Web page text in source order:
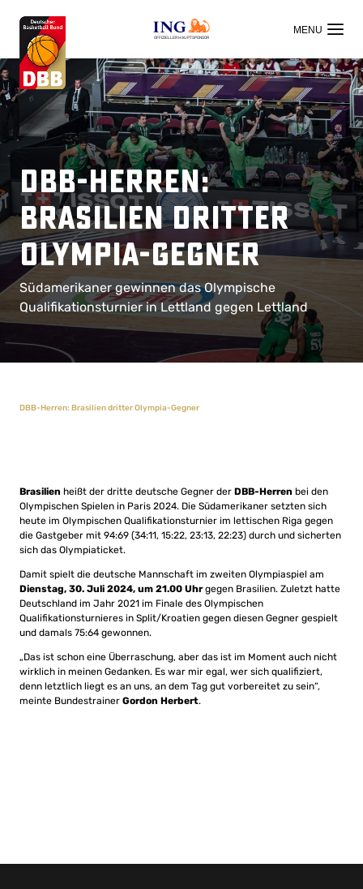
OFFIZIELLER HAUPTSPONSOR
DBB-Herren:
Brasilien dritter
Olympia-Gegner
Südamerikaner gewinnen das Olympische
Qualifikationsturnier in Lettland gegen Lettland
DBB-Herren: Brasilien dritter Olympia-Gegner
Brasilien heißt der dritte deutsche Gegner der DBB-Herren bei den
Olympischen Spielen in Paris 2024. Die Südamerikaner setzten sich
heute im Olympischen Qualifikationsturnier im lettischen Riga gegen
die Gastgeber mit 94:69 (34:11, 15:22, 23:13, 22:23) durch und sicherten
sich das Olympiaticket.
Damit spielt die deutsche Mannschaft im zweiten Olympiaspiel am
Dienstag, 30. Juli 2024, um 21.00 Uhrgegen Brasilien. Zuletzt hatte
Deutschland im Jahr 2021 im Finale des Olympischen
Qualifikationsturnieres in Split/Kroatien gegen diesen Gegner gespielt
und damals 75:64 gewonnen.
„Das ist schon eine Überraschung, aber das ist im Moment auch nicht
wirklich in meinen Gedanken. Es war mir egal, wer sich qualifiziert,
denn letztlich liegt es an uns, an dem Tag gut vorbereitet zu sein“,
meinte Bundestrainer Gordon Herbert.